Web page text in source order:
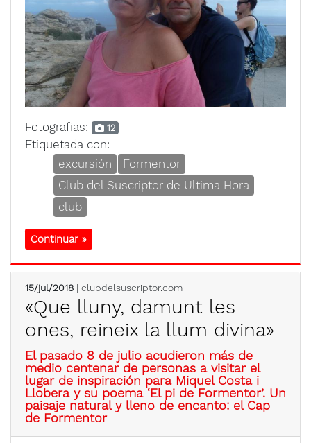
Fotografias: 12
Etiquetada con:
excursión
Formentor
Club del Suscriptor de Ultima Hora
club
Continuar »
15/jul/2018 | clubdelsuscriptor.com
«Que lluny, damunt les
ones, reineix la llum divina»
El pasado 8 de julio acudieron más de
medio centenar de personas a visitar el
lugar de inspiración para Miquel Costa i
Llobera y su poema ‘El pi de Formentor’. Un
paisaje natural y lleno de encanto: el Cap
de Formentor